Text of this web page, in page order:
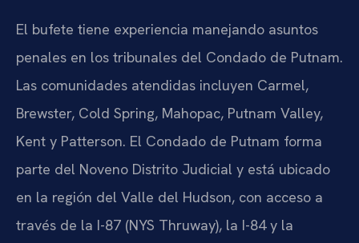
El bufete tiene experiencia manejando asuntos
penales en los tribunales del Condado de Putnam.
Las comunidades atendidas incluyen Carmel,
Brewster, Cold Spring, Mahopac, Putnam Valley,
Kent y Patterson. El Condado de Putnam forma
parte del Noveno Distrito Judicial y está ubicado
en la región del Valle del Hudson, con acceso a
través de la I-87 (NYS Thruway), la I-84 y la